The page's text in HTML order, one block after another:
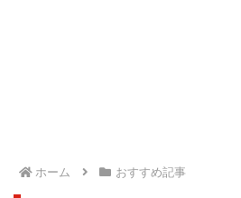
ホーム おすすめ記事